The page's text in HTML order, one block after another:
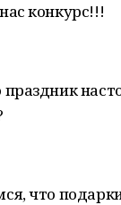
конкурс!!!
праздник
что